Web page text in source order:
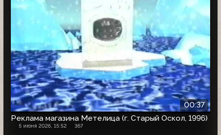
00:37
Реклама магазина Метелица (г. Старый Оскол, 1996)
5 июня 2026, 15:52 367